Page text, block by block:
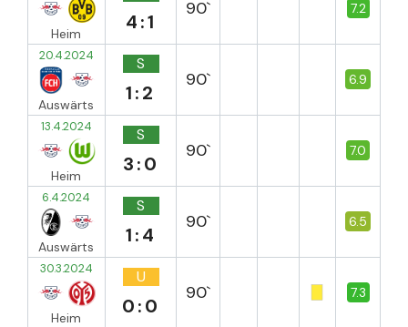
Heim 4:1
90` 7.2
20.4.2024
Auswärts
S
1:2
90` 6.9
13.4.2024
Heim
S
3:0
90` 7.0
6.4.2024
Auswärts
S
1:4
90` 6.5
30.3.2024
Heim
U
0:0
90` 7.3